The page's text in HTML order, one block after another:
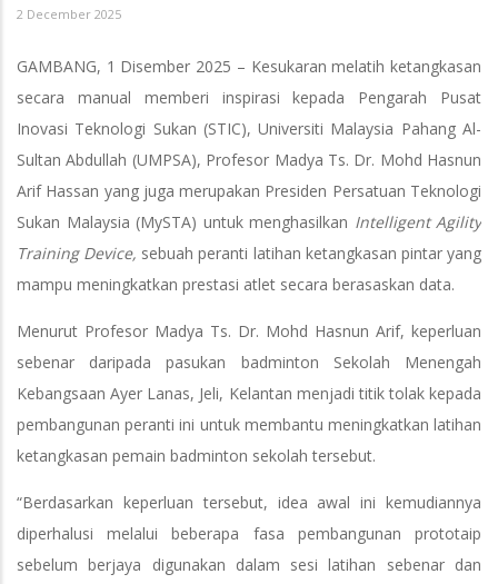
2 December 2025
GAMBANG, 1 Disember 2025 – Kesukaran melatih ketangkasan
secara manual memberi inspirasi kepada Pengarah Pusat
Inovasi Teknologi Sukan (STIC), Universiti Malaysia Pahang Al-
Sultan Abdullah (UMPSA), Profesor Madya Ts. Dr. Mohd Hasnun
Arif Hassan yang juga merupakan Presiden Persatuan Teknologi
Sukan Malaysia (MySTA) untuk menghasilkan Intelligent Agility
Training Device, sebuah peranti latihan ketangkasan pintar yang
mampu meningkatkan prestasi atlet secara berasaskan data.
Menurut Profesor Madya Ts. Dr. Mohd Hasnun Arif, keperluan
sebenar daripada pasukan badminton Sekolah Menengah
Kebangsaan Ayer Lanas, Jeli, Kelantan menjadi titik tolak kepada
pembangunan peranti ini untuk membantu meningkatkan latihan
ketangkasan pemain badminton sekolah tersebut.
“Berdasarkan keperluan tersebut, idea awal ini kemudiannya
diperhalusi melalui beberapa fasa pembangunan prototaip
sebelum berjaya digunakan dalam sesi latihan sebenar dan